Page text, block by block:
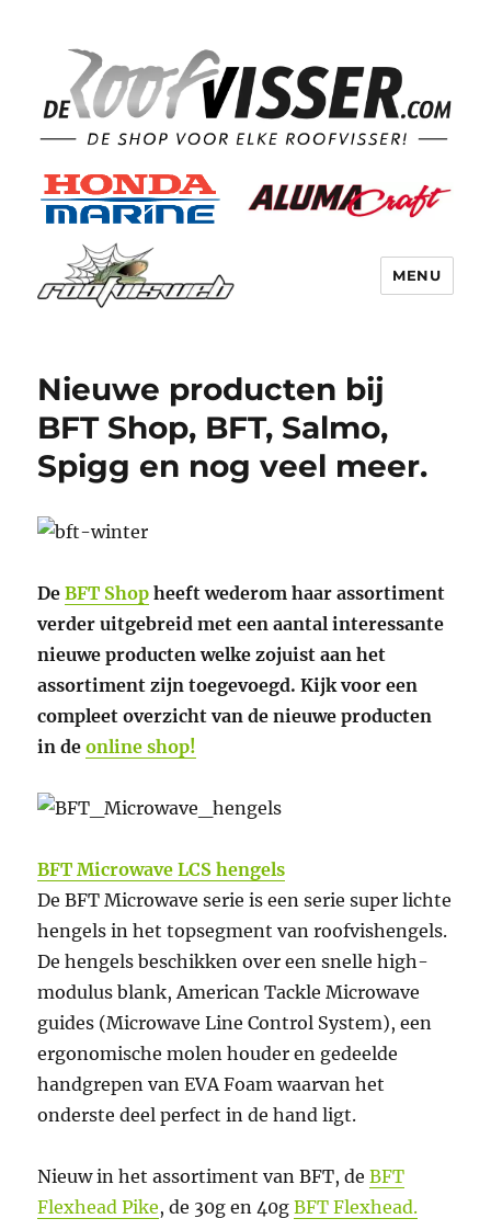
MENU
Nieuwe producten bij
BFT Shop, BFT, Salmo,
Spigg en nog veel meer.
DeBFT Shop heeft wederom haar assortiment
verder uitgebreid met een aantal interessante
nieuwe producten welke zojuist aan het
assortiment zijn toegevoegd. Kijk voor een
compleet overzicht van de nieuwe producten
in deonline shop!
BFT Microwave LCS hengels
De BFT Microwave serie is een serie super lichte
hengels in het topsegment van roofvishengels.
De hengels beschikken over een snelle high-
modulus blank, American Tackle Microwave
guides (Microwave Line Control System), een
ergonomische molen houder en gedeelde
handgrepen van EVA Foam waarvan het
onderste deel perfect in de hand ligt.
Nieuw in het assortiment van BFT, deBFT
Flexhead Pike, de 30g en 40gBFT Flexhead.